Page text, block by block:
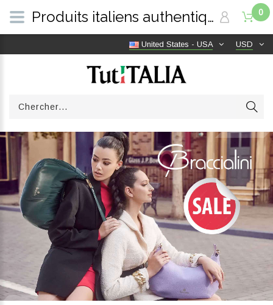
USD
United States - USA
0
Produits italiens authentiques, livraison gratuite dans le monde entier | TutITALIA